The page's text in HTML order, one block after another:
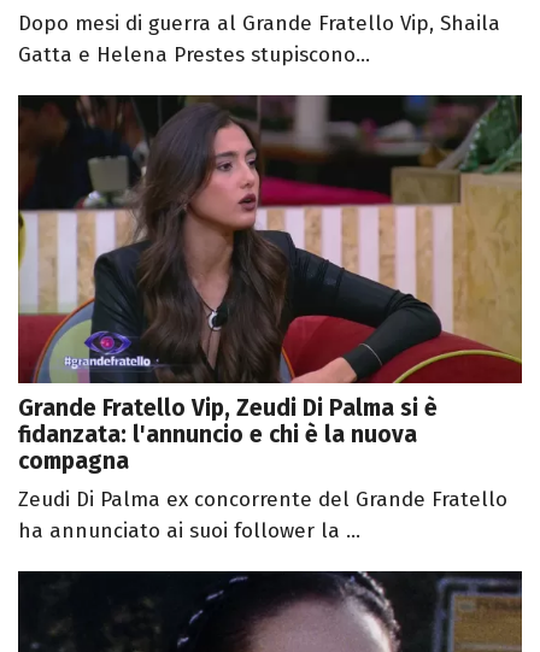
Dopo mesi di guerra al Grande Fratello Vip, Shaila
Gatta e Helena Prestes stupiscono...
Grande Fratello Vip, Zeudi Di Palma si è
fidanzata: l'annuncio e chi è la nuova
compagna
Zeudi Di Palma ex concorrente del Grande Fratello
ha annunciato ai suoi follower la ...